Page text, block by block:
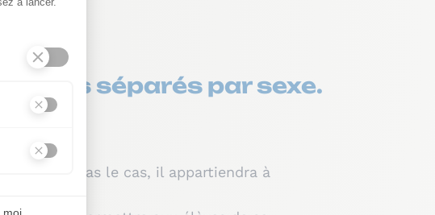
séparés par sexe.
ce n’est pas le cas, il appartiendra à